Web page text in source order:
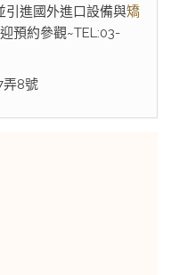
引進國外進口設備與矯
預約參觀~TEL:03-
弄8號